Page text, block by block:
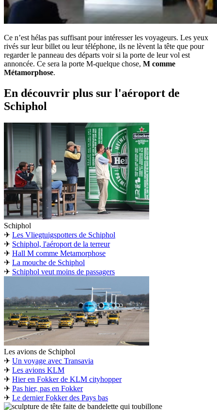
Ce n’est hélas pas suffisant pour intéresser les voyageurs. Les yeux
rivés sur leur billet ou leur téléphone, ils ne lèvent la tête que pour
regarder le panneau des départs voir si la porte de leur vol est
annoncée. Ce sera la porte M-quelque chose, M comme
Métamorphose.
En découvrir plus sur l'aéroport de
Schiphol
Schiphol
✈ Les Vliegtuigspotters de Schiphol
✈ Schiphol, l'aéroport de la terreur
✈ Hall M comme Metamorphose
✈ La mouche de Schiphol
✈ Schiphol veut moins de passagers
Les avions de Schiphol
✈ Un voyage avec Transavia
✈ Les avions KLM
✈ Hier en Fokker de KLM cityhopper
✈ Pas hier, pas en Fokker
✈ Le dernier Fokker des Pays bas